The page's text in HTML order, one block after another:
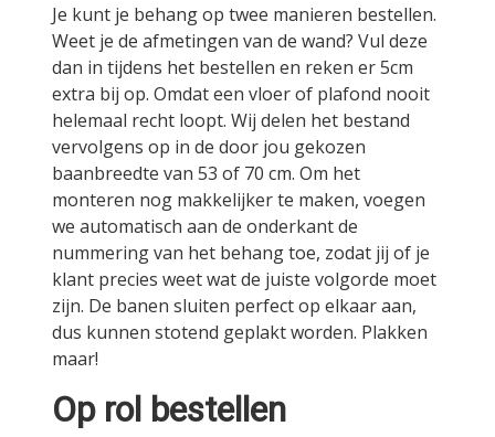
Je kunt je behang op twee manieren bestellen.
Weet je de afmetingen van de wand? Vul deze
dan in tijdens het bestellen en reken er 5cm
extra bij op. Omdat een vloer of plafond nooit
helemaal recht loopt. Wij delen het bestand
vervolgens op in de door jou gekozen
baanbreedte van 53 of 70 cm. Om het
monteren nog makkelijker te maken, voegen
we automatisch aan de onderkant de
nummering van het behang toe, zodat jij of je
klant precies weet wat de juiste volgorde moet
zijn. De banen sluiten perfect op elkaar aan,
dus kunnen stotend geplakt worden. Plakken
maar!
Op rol bestellen